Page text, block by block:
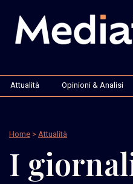
Attualità Opinioni & Analisi
Home > Attualità
I